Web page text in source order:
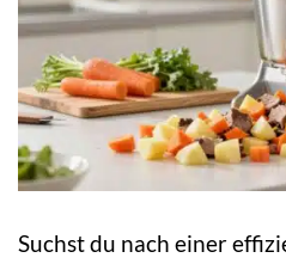
Suchst du nach einer